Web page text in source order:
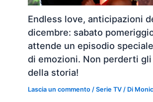
Endless love, anticipazioni
dicembre: sabato
attende un episodio
di emozioni. Non perderti
della storia!
Lascia un commento /Serie TV / Di